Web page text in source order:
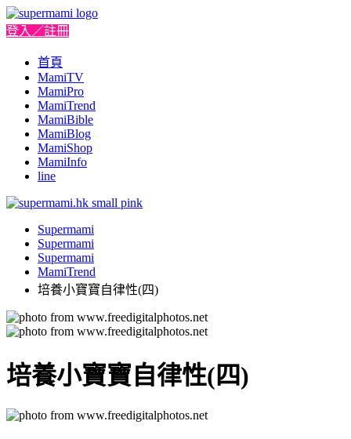
登入／註冊
首頁
MamiTV
MamiPro
MamiTrend
MamiBible
MamiBlog
MamiShop
MamiInfo
line
Supermami
Supermami
Supermami
MamiTrend
培養小寶寶自律性(四)
培養小寶寶自律性(四)